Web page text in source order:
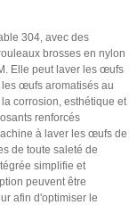
304, avec des
brosses en nylon
Elle peut laver les œufs
œufs aromatisés au
corrosion, esthétique et
renforcés
à laver les œufs de
de toute saleté de
simplifie et
peuvent être
afin d'optimiser le